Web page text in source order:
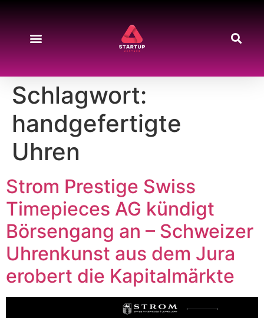
Schlagwort:
handgefertigte
Uhren
Strom Prestige Swiss
Timepieces AG kündigt
Börsengang an – Schweizer
Uhrenkunst aus dem Jura
erobert die Kapitalmärkte